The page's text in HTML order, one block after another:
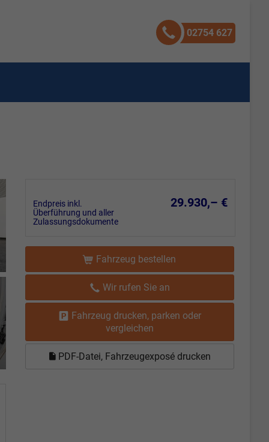
02754 627
Endpreis inkl.
Überführung und aller
Zulassungsdokumente
29.930,– €
Fahrzeug bestellen
Wir rufen Sie an
Fahrzeug drucken, parken oder
vergleichen
PDF-Datei, Fahrzeugexposé drucken